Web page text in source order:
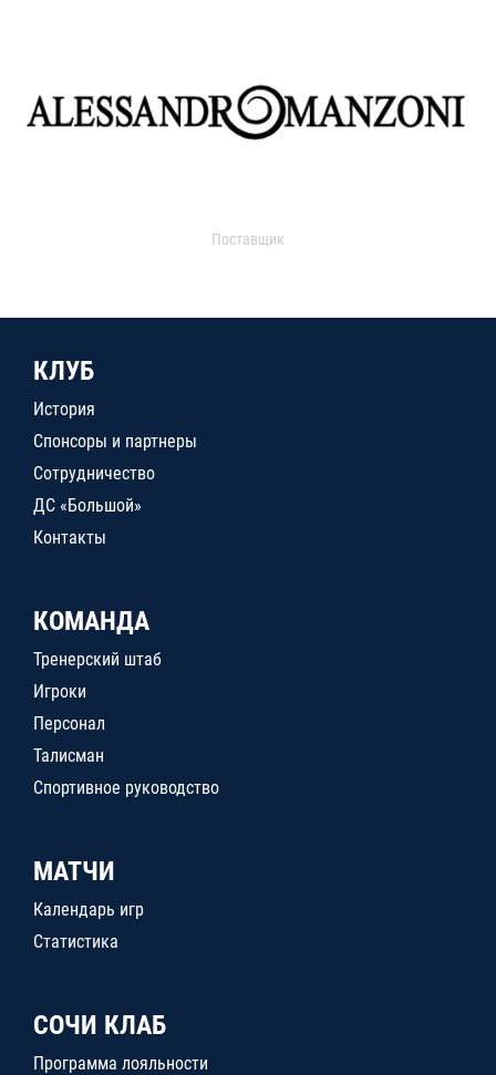
Поставщик
КЛУБ
История
Спонсоры и партнеры
Сотрудничество
ДС «Большой»
Контакты
КОМАНДА
Тренерский штаб
Игроки
Персонал
Талисман
Спортивное руководство
МАТЧИ
Календарь игр
Статистика
СОЧИ КЛАБ
Программа лояльности